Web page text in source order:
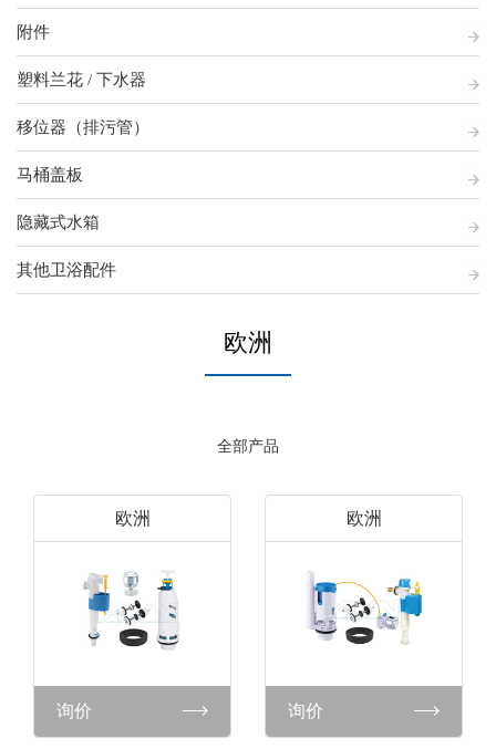
附件
塑料兰花 / 下水器
移位器（排污管）
马桶盖板
隐藏式水箱
其他卫浴配件
欧洲
全部产品
欧洲
询价
欧洲
询价